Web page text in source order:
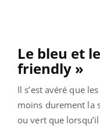
Le bleu et
friendly »
Il s’est avéré que
moins durement la
ou vert que